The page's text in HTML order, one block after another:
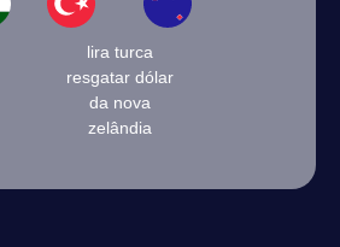
lira turca
resgatar dólar
da nova
zelândia